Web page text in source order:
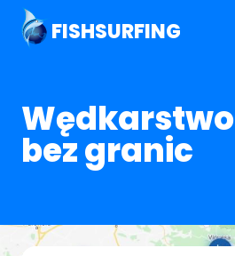
FISHSURFING
Wędkarstwo
bez granic